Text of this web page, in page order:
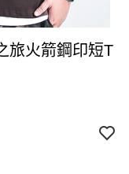
旅火箭鋼印短T